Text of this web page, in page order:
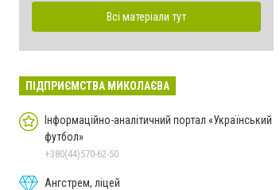
Всі матеріали тут
ПІДПРИЄМСТВА МИКОЛАЄВА
Інформаційно-аналітичний портал «Український
футбол»
+380(44)570-62-50
Ангстрем, ліцей